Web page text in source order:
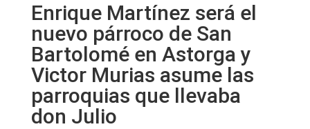
Enrique Martínez será el
nuevo párroco de San
Bartolomé en Astorga y
Victor Murias asume las
parroquias que llevaba
don Julio